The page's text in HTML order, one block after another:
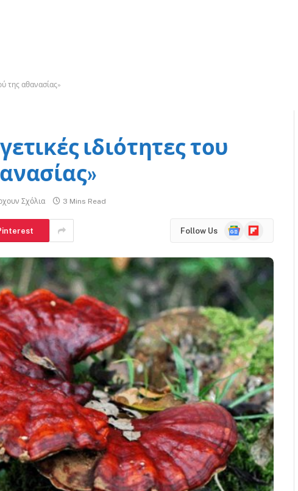
της αθανασίας»
ιδιότητες του
Σχόλια 3 Mins Read
Follow Us
GoogleFlipboard